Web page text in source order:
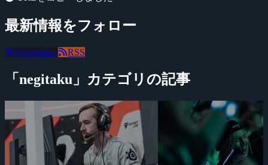
最新情報をフォロー
@negitaku RSS
「negitaku」カテゴリの記事